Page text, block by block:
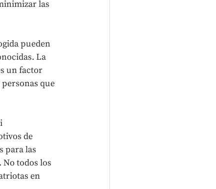
las
pueden
La
un factor
que
de
para las
todos los
en